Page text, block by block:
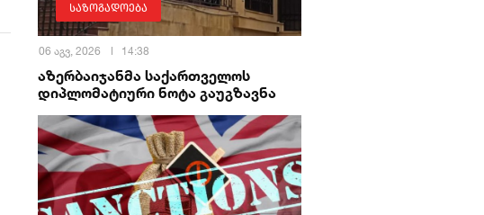
საზოგადოება
06 აგვ, 2026 14:38
აზერბაიჯანმა საქართველოს
დიპლომატიური ნოტა გაუგზავნა